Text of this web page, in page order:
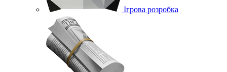
Ігрова розробка